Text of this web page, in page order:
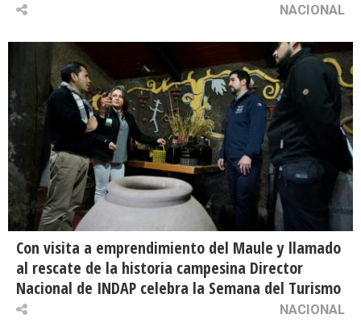
NACIONAL
Con visita a emprendimiento del Maule y llamado
al rescate de la historia campesina Director
Nacional de INDAP celebra la Semana del Turismo
NACIONAL